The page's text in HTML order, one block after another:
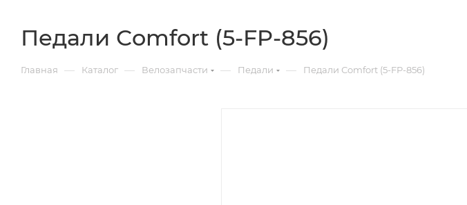
Педали Сomfort (5-FP-856)
Главная — Каталог — Велозапчасти — Педали — Педали Сomfort (5-FP-856)